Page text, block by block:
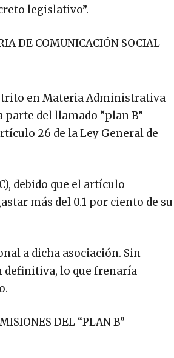
legislativo”.
DE COMUNICACIÓN SOCIAL
en Materia Administrativa
del llamado “plan B”
26 de la Ley General de
debido que el artículo
más del 0.1 por ciento de su
a dicha asociación. Sin
definitiva, lo que frenaría
DEL “PLAN B”